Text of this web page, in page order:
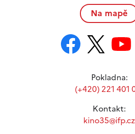
Na mapě
Pokladna:
(+420) 221 401
Kontakt:
kino35@ifp.cz